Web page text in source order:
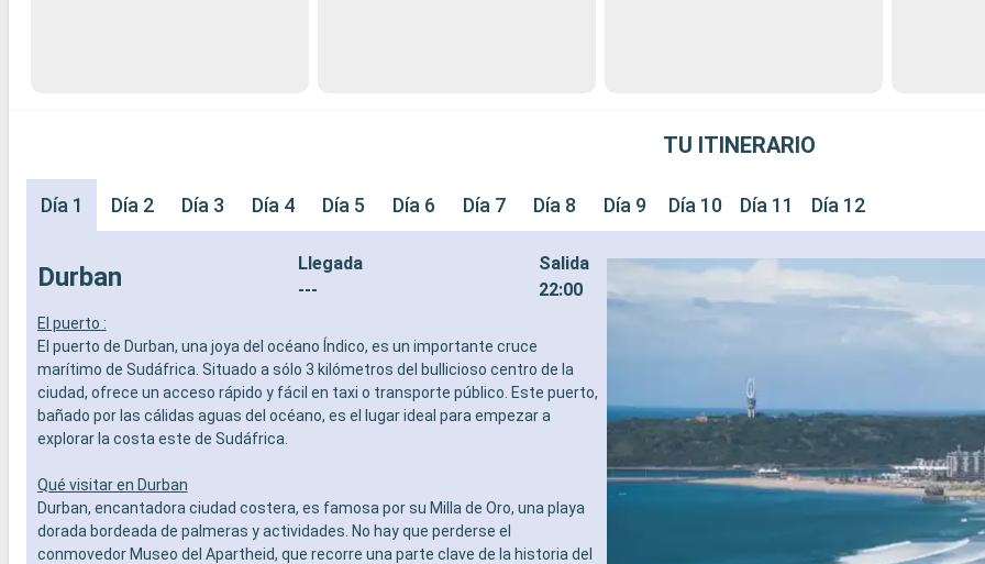
TU ITINERARIO
Día 1 Día 2 Día 3 Día 4 Día 5 Día 6 Día 7 Día 8 Día 9 Día 10 Día 11 Día 12
Durban
Llegada
---
Salida
22:00
El puerto :
El puerto de Durban, una joya del océano Índico, es un importante cruce
marítimo de Sudáfrica. Situado a sólo 3 kilómetros del bullicioso centro de la
ciudad, ofrece un acceso rápido y fácil en taxi o transporte público. Este puerto,
bañado por las cálidas aguas del océano, es el lugar ideal para empezar a
explorar la costa este de Sudáfrica.
Qué visitar en Durban
Durban, encantadora ciudad costera, es famosa por su Milla de Oro, una playa
dorada bordeada de palmeras y actividades. No hay que perderse el
conmovedor Museo del Apartheid, que recorre una parte clave de la historia del